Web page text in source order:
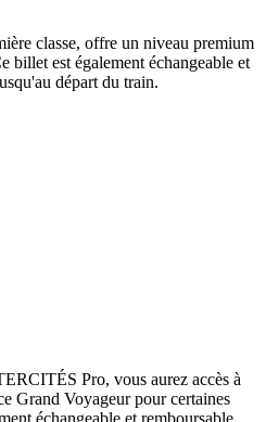
classe, offre un niveau premium
billet est également échangeable et
départ du train.
Pro, vous aurez accès à
Grand Voyageur pour certaines